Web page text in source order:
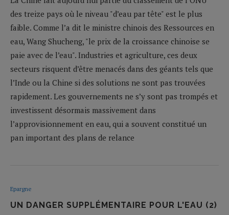
des treize pays où le niveau "d’eau par tête" est le plus
faible. Comme l’a dit le ministre chinois des Ressources en
eau, Wang Shucheng, "le prix de la croissance chinoise se
paie avec de l’eau". Industries et agriculture, ces deux
secteurs risquent d’être menacés dans des géants tels que
l’Inde ou la Chine si des solutions ne sont pas trouvées
rapidement. Les gouvernements ne s’y sont pas trompés et
investissent désormais massivement dans
l’approvisionnement en eau, qui a souvent constitué un
pan important des plans de relance
Epargne
UN DANGER SUPPLÉMENTAIRE POUR L'EAU (2)